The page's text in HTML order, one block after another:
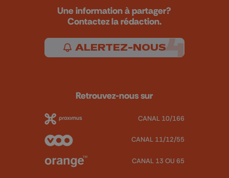
Une information à partager?
Contactez la rédaction.
ALERTEZ-NOUS
Retrouvez-nous sur
CANAL 10/166
CANAL 11/12/55
CANAL 13 OU 65